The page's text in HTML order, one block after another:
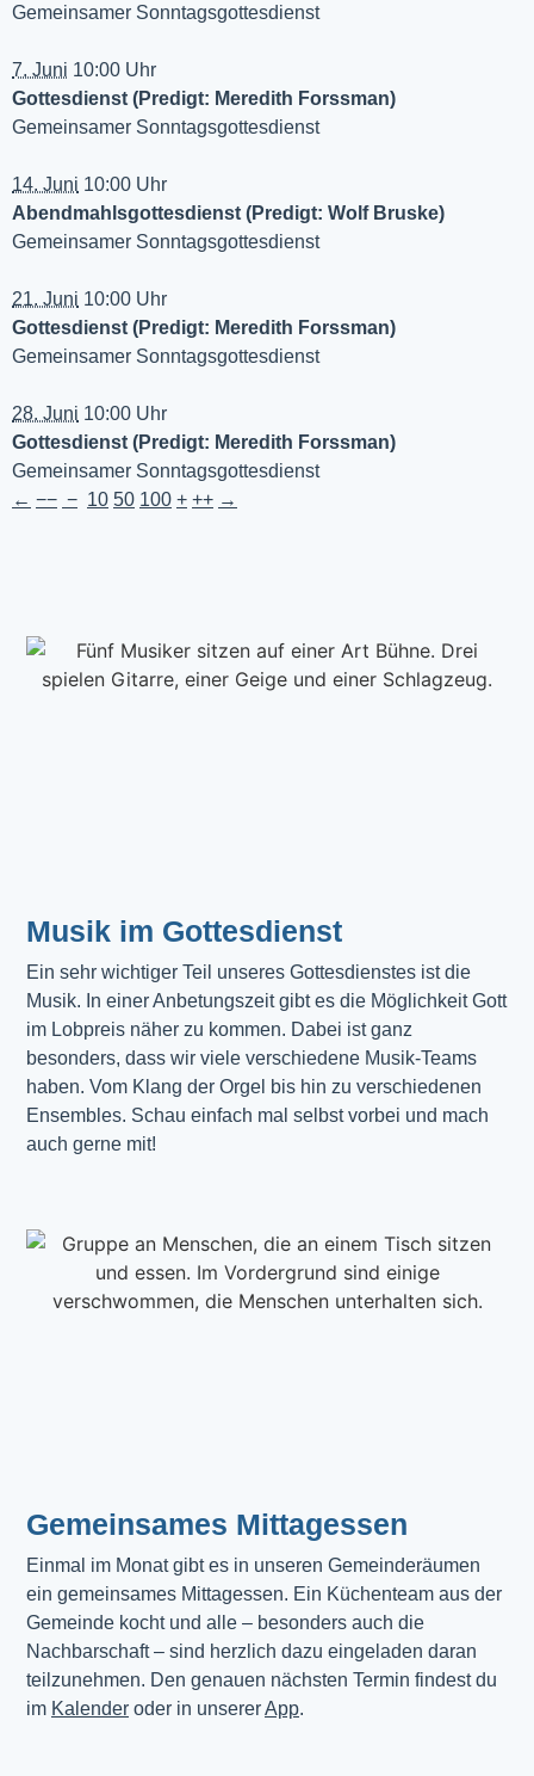
Gemeinsamer Sonntagsgottesdienst
7. Juni 10:00 Uhr
Gottesdienst (Predigt: Meredith Forssman)
Gemeinsamer Sonntagsgottesdienst
14. Juni 10:00 Uhr
Abendmahlsgottesdienst (Predigt: Wolf Bruske)
Gemeinsamer Sonntagsgottesdienst
21. Juni 10:00 Uhr
Gottesdienst (Predigt: Meredith Forssman)
Gemeinsamer Sonntagsgottesdienst
28. Juni 10:00 Uhr
Gottesdienst (Predigt: Meredith Forssman)
Gemeinsamer Sonntagsgottesdienst
← −− − 10 50 100 + ++ →
Musik im Gottesdienst​
Ein sehr wichtiger Teil unseres Gottesdienstes ist die
Musik. In einer Anbetungszeit gibt es die Möglichkeit Gott
im Lobpreis näher zu kommen. Dabei ist ganz
besonders, dass wir viele verschiedene Musik-Teams
haben. Vom Klang der Orgel bis hin zu verschiedenen
Ensembles. Schau einfach mal selbst vorbei und mach
auch gerne mit!
Gemeinsames Mittagessen
Einmal im Monat gibt es in unseren Gemeinderäumen
ein gemeinsames Mittagessen. Ein Küchenteam aus der
Gemeinde kocht und alle – besonders auch die
Nachbarschaft – sind herzlich dazu eingeladen daran
teilzunehmen. Den genauen nächsten Termin findest du
im Kalender oder in unserer App.